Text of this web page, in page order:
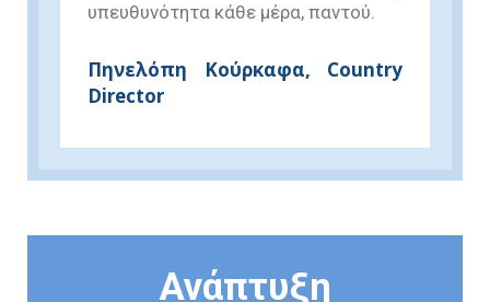
υπευθυνότητα κάθε μέρα, παντού.
Πηνελόπη Κούρκαφα, Country
Director
Ανάπτυξη